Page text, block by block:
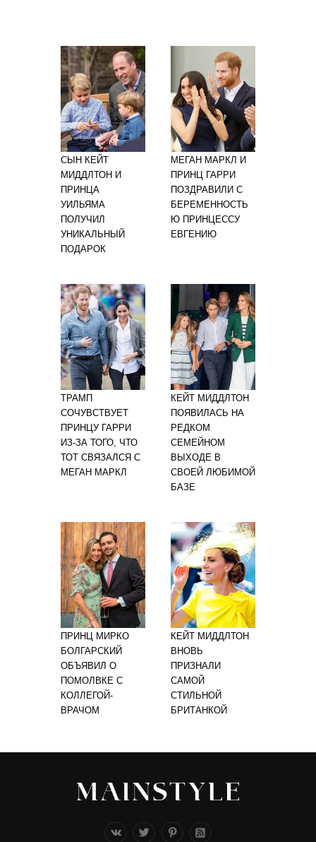
СЫН КЕЙТ
МИДДЛТОН И
ПРИНЦА
УИЛЬЯМА
ПОЛУЧИЛ
УНИКАЛЬНЫЙ
ПОДАРОК
МЕГАН МАРКЛ И
ПРИНЦ ГАРРИ
ПОЗДРАВИЛИ С
БЕРЕМЕННОСТЬ
Ю ПРИНЦЕССУ
ЕВГЕНИЮ
ТРАМП
СОЧУВСТВУЕТ
ПРИНЦУ ГАРРИ
ИЗ-ЗА ТОГО, ЧТО
ТОТ СВЯЗАЛСЯ С
МЕГАН МАРКЛ
КЕЙТ МИДДЛТОН
ПОЯВИЛАСЬ НА
РЕДКОМ
СЕМЕЙНОМ
ВЫХОДЕ В
СВОЕЙ ЛЮБИМОЙ
БАЗЕ
ПРИНЦ МИРКО
БОЛГАРСКИЙ
ОБЪЯВИЛ О
ПОМОЛВКЕ С
КОЛЛЕГОЙ-
ВРАЧОМ
КЕЙТ МИДДЛТОН
ВНОВЬ
ПРИЗНАЛИ
САМОЙ
СТИЛЬНОЙ
БРИТАНКОЙ